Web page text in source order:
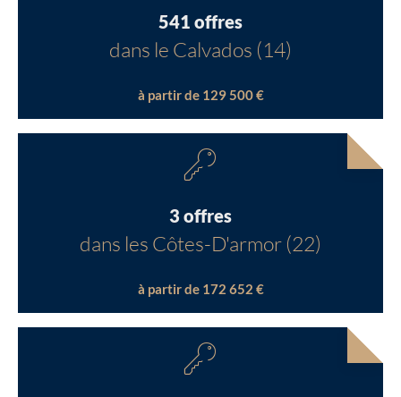
541 offres
dans le Calvados (14)
à partir de 129 500 €
3 offres
dans les Côtes-D'armor (22)
à partir de 172 652 €